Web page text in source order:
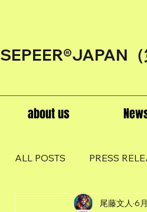
SEPEER®JAPAN（
about us
ALL POSTS PRESS
尾藤文人 6